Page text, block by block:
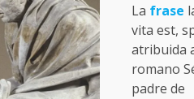
La frase
vita est,
atribuida
romano
padre de